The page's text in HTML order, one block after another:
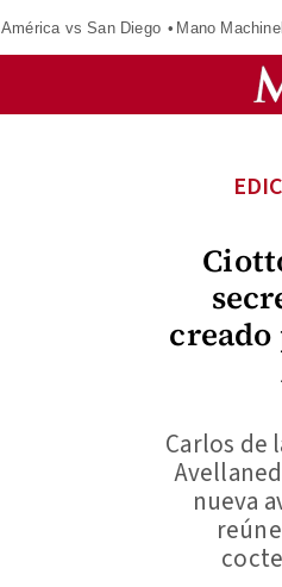
América vs San Diego Mano
Carlos de
nueva